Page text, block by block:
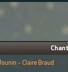
- Claire Braud